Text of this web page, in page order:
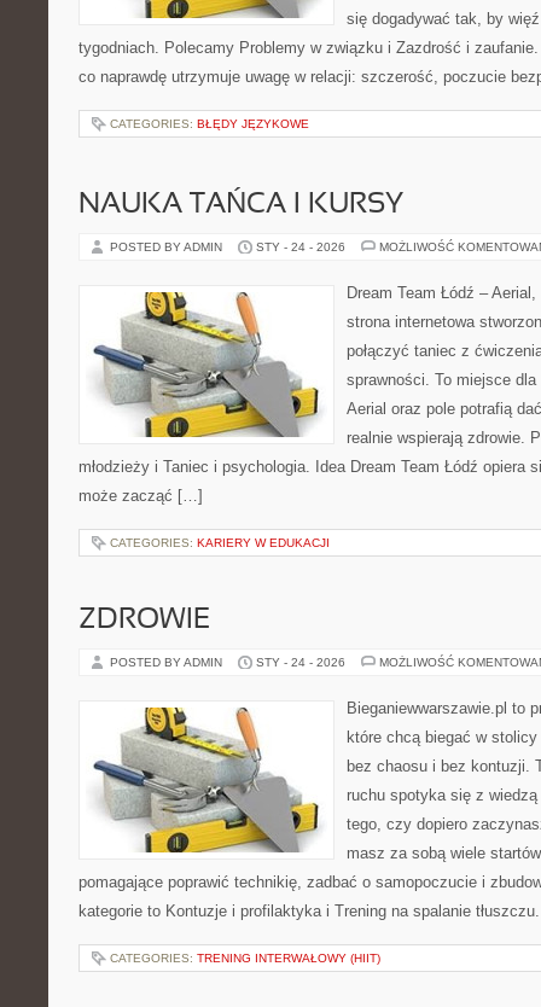
się dogadywać tak, by
tygodniach. Polecamy Problemy w związku i Zazdrość i
co naprawdę utrzymuje uwagę w relacji: szczerość, poczucie
CATEGORIES: BŁĘDY JĘZYKOWE
NAUKA TAŃCA I KURSY
POSTED BY ADMIN STY - 24 - 2026 MOŻLIWOŚĆ
Dream Team Łódź –
strona internetowa
połączyć taniec z
sprawności. To miejsce
Aerial oraz pole potrafią
realnie wspierają zdrowie.
młodzieży i Taniec i psychologia. Idea Dream Team Łódź opiera
może zacząć […]
CATEGORIES: KARIERY W EDUKACJI
ZDROWIE
POSTED BY ADMIN STY - 24 - 2026 MOŻLIWOŚĆ
Bieganiewwarszawie.pl to
które chcą biegać w
bez chaosu i bez kontuzji.
ruchu spotyka się z
tego, czy dopiero
masz za sobą wiele
pomagające poprawić technikię, zadbać o samopoczucie i
kategorie to Kontuzje i profilaktyka i Trening na spalanie
CATEGORIES: TRENING INTERWAŁOWY (HIIT)